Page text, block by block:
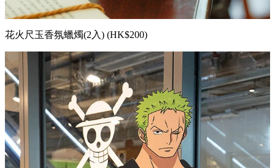
花火尺玉香氛蠟燭(2入) (HK$200)